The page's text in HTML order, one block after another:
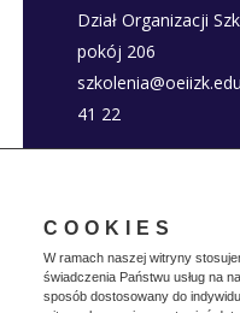
COOKIES
W ramach naszej witryny
świadczenia Państwu usług na
sposób dostosowany do
Dział Organizacji
pokój 206
41 22